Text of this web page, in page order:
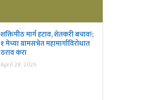
शक्तिपीठ मार्ग हटाव, शेतकरी बचाव!;
१ मेच्या ग्रामसभेत महामार्गाविरोधात
ठराव करा
April 28, 2026